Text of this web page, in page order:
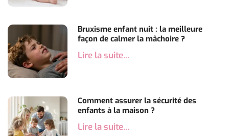
Bruxisme enfant nuit : la meilleure
façon de calmer la mâchoire ?
Lire la suite...
Comment assurer la sécurité des
enfants à la maison ?
Lire la suite...